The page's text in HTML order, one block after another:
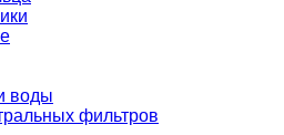
воды
фильтров